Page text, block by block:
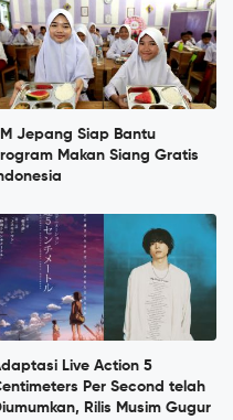
Jepang Siap Bantu
Makan Siang Gratis
Live Action 5
Per Second telah
Rilis Musim Gugur